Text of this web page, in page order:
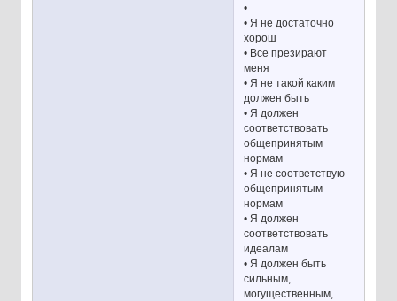
•
• Я не достаточно
хорош
• Все презирают
меня
• Я не такой каким
должен быть
• Я должен
соответствовать
общепринятым
нормам
• Я не соответствую
общепринятым
нормам
• Я должен
соответствовать
идеалам
• Я должен быть
сильным,
могущественным,